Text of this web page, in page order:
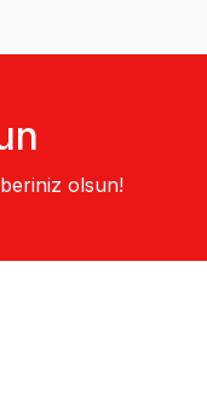
olsun!